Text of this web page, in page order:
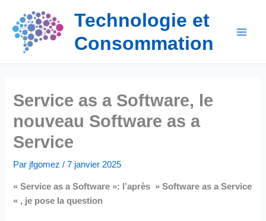
contenu
Technologie et
Consommation
Service as a Software, le
nouveau Software as a
Service
Par jfgomez/7 janvier 2025
« Service as a Software »: l’après » Software as a Service
« , je pose la question